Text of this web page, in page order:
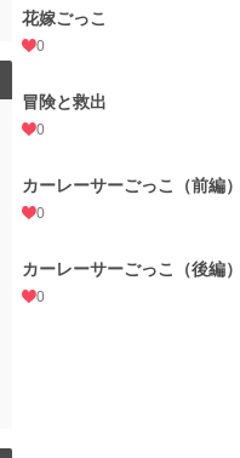
花嫁ごっこ
0
冒険と救出
0
カーレーサーごっこ（前編）
0
カーレーサーごっこ（後編）
0